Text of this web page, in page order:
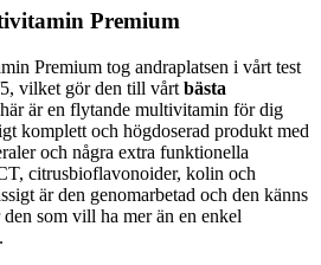
Premium
Premium tog andraplatsen i vårt test
vilket gör den till vårt bästa
är en flytande multivitamin för dig
komplett och högdoserad produkt med
och några extra funktionella
citrusbioflavonoider, kolin och
är den genomarbetad och den känns
som vill ha mer än en enkel